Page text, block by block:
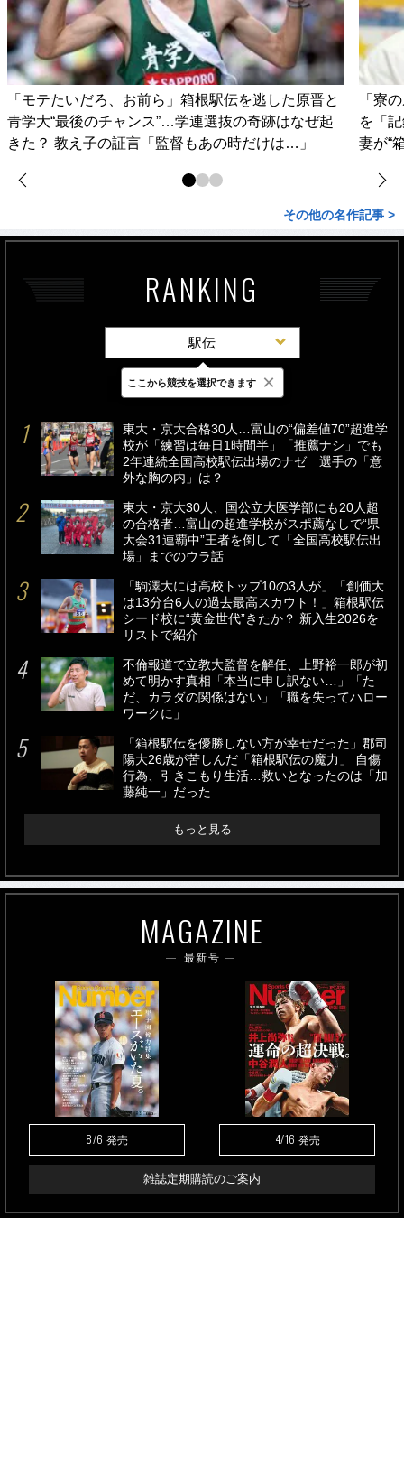
「モテたいだろ、お前ら」箱根駅伝を逃した原晋と
青学大“最後のチャンス”…学連選抜の奇跡はなぜ起
きた？ 教え子の証言「監督もあの時だけは…」
「寮
を「
妻が“
その他の名作記事 >
RANKING
駅伝
最新 24時間 週間
東大・京大合格30人…富山の“偏差値70”超進学
校が「練習は毎日1時間半」「推薦ナシ」でも
2年連続全国高校駅伝出場のナゼ 選手の「意
外な胸の内」は？
東大・京大30人、国公立大医学部にも20人超
の合格者…富山の超進学校がスポ薦なしで“県
大会31連覇中”王者を倒して「全国高校駅伝出
場」までのウラ話
「駒澤大には高校トップ10の3人が」「創価大
は13分台6人の過去最高スカウト！」箱根駅伝
シード校に“黄金世代”きたか？ 新入生2026を
リストで紹介
不倫報道で立教大監督を解任、上野裕一郎が初
めて明かす真相「本当に申し訳ない…」「た
だ、カラダの関係はない」「職を失ってハロー
ワークに」
「箱根駅伝を優勝しない方が幸せだった」郡司
陽大26歳が苦しんだ「箱根駅伝の魔力」 自傷
行為、引きこもり生活…救いとなったのは「加
藤純一」だった
もっと見る
MAGAZINE
最新号
8/6 発売 4/16 発売
雑誌定期購読のご案内
ここから競技を選択できます ×